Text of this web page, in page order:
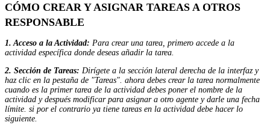
CÓMO CREAR Y ASIGNAR TAREAS A OTROS
RESPONSABLE
1. Acceso a la Actividad: Para crear una tarea, primero accede a la
actividad específica donde deseas añadir la tarea.
2. Sección de Tareas: Dirígete a la sección lateral derecha de la interfaz y
haz clic en la pestaña de "Tareas". ahora debes crear la tarea normalmente
cuando es la primer tarea de la actividad debes poner el nombre de la
actividad y después modificar para asignar a otro agente y darle una fecha
límite. si por el contrario ya tiene tareas en la actividad debe hacer lo
siguiente.